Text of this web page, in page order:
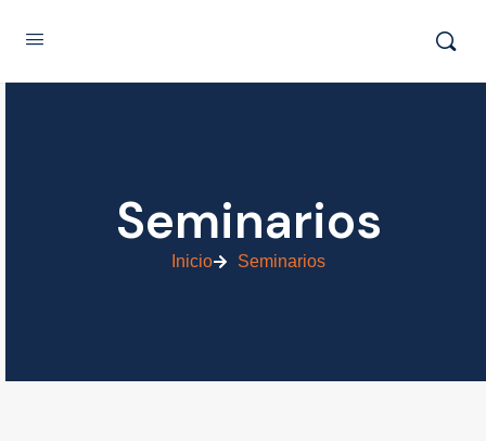
Seminarios
Inicio Seminarios